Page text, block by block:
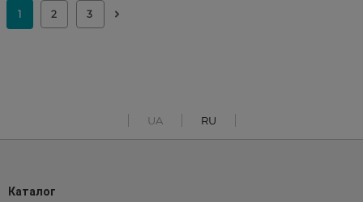
UA RU
Каталог